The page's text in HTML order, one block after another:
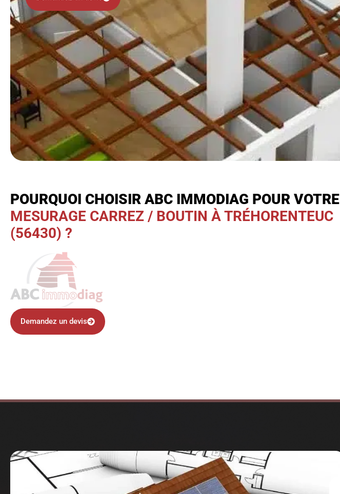
POURQUOI CHOISIR ABC IMMODIAG POUR VOTRE
MESURAGE CARREZ / BOUTIN À TRÉHORENTEUC
(56430) ?
Demandez un devis